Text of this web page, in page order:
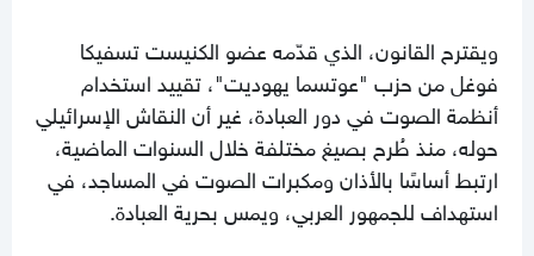
ويقترح القانون، الذي قدّمه عضو الكنيست تسفيكا
فوغل من حزب "عوتسما يهوديت"، تقييد استخدام
أنظمة الصوت في دور العبادة، غير أن النقاش الإسرائيلي
حوله، منذ طُرح بصيغ مختلفة خلال السنوات الماضية،
ارتبط أساسًا بالأذان ومكبرات الصوت في المساجد، في
استهداف للجمهور العربي، ويمس بحرية العبادة.